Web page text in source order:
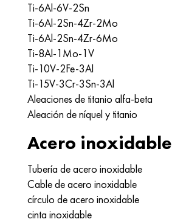
Ti-6Al-6V-2Sn
Ti-6Al-2Sn-4Zr-2Mo
Ti-6Al-2Sn-4Zr-6Mo
Ti-8Al-1Mo-1V
Ti-10V-2Fe-3Al
Ti-15V-3Cr-3Sn-3Al
Aleaciones de titanio alfa-beta
Aleación de níquel y titanio
Acero inoxidable
Tubería de acero inoxidable
Cable de acero inoxidable
círculo de acero inoxidable
cinta inoxidable